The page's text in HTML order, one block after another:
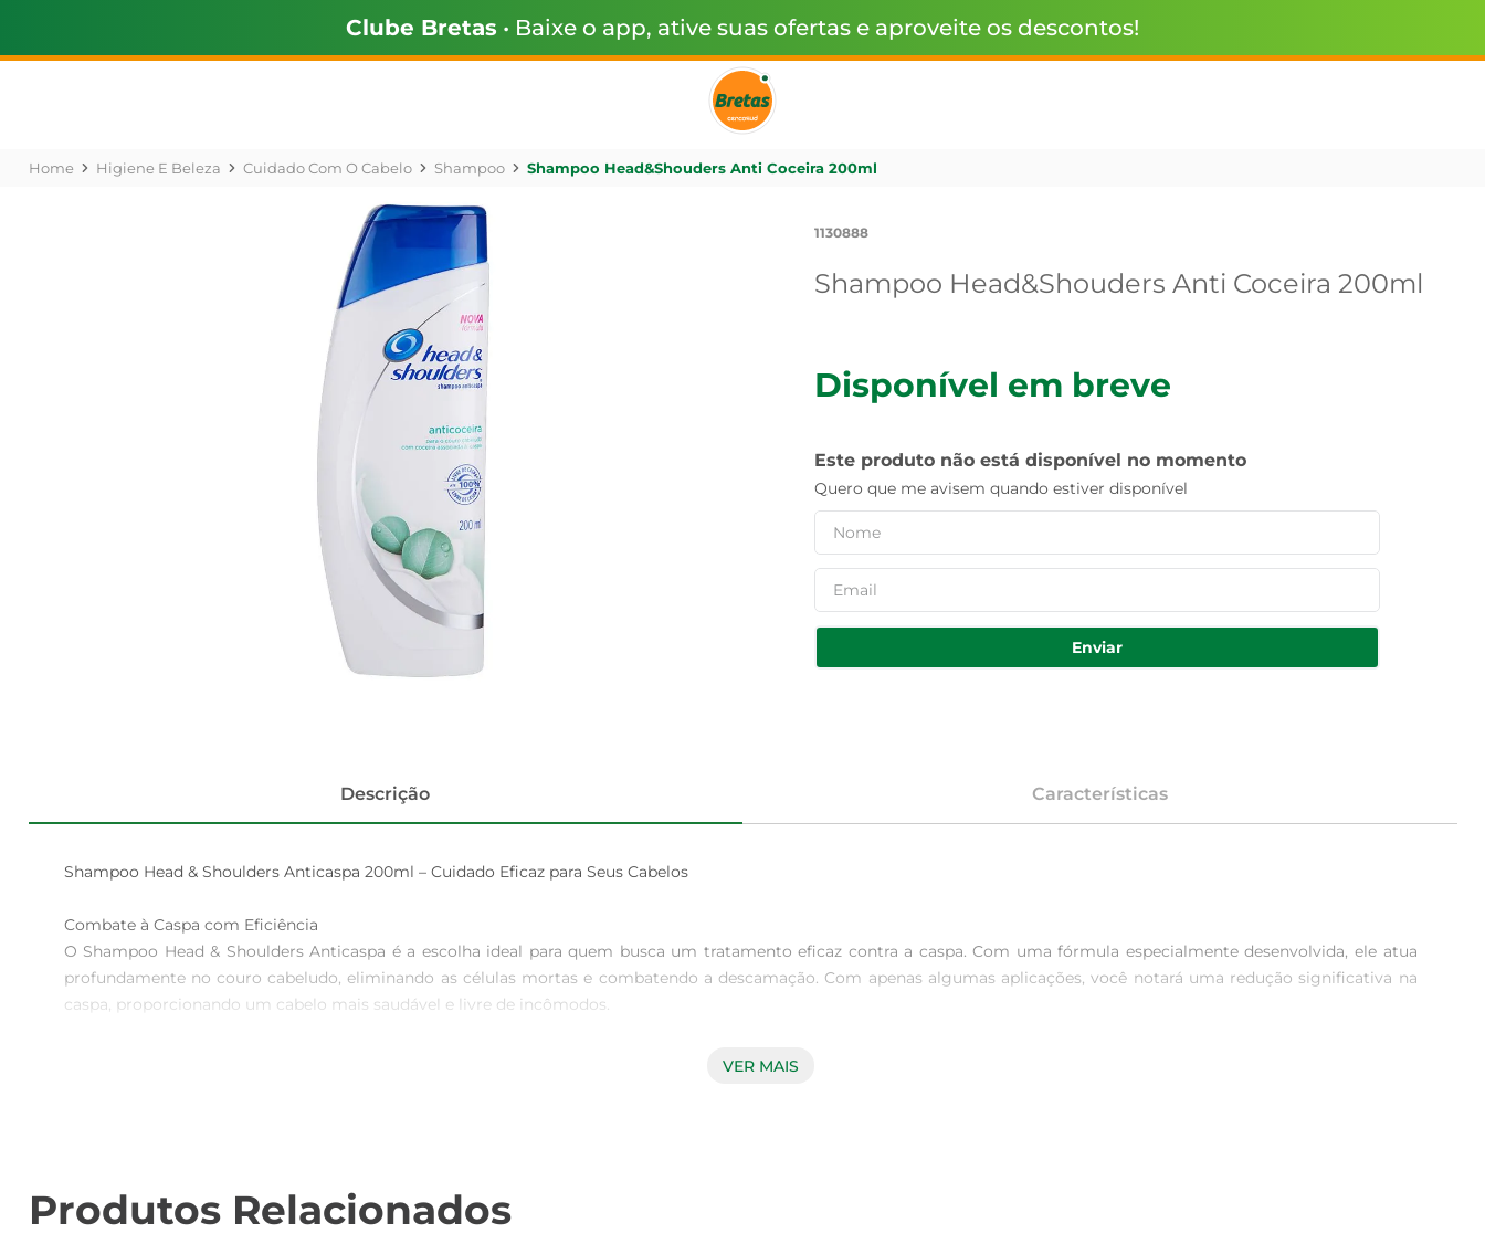
Clube Bretas • Baixe o app, ative suas ofertas e aproveite os descontos!
Higiene E Beleza Cuidado Com O Cabelo Shampoo Shampoo Head&Shouders Anti Coceira 200ml
1130888
Shampoo Head&Shouders Anti Coceira 200ml
Disponível em breve
Este produto não está disponível no momento
Quero que me avisem quando estiver disponível
Enviar
Descrição Características
Shampoo Head & Shoulders Anticaspa 200ml – Cuidado Eficaz para Seus Cabelos
Combate à Caspa com Eficiência
O Shampoo Head & Shoulders Anticaspa é a escolha ideal para quem busca um tratamento eficaz contra a caspa. Com uma fórmula especialmente desenvolvida, ele atua
profundamente no couro cabeludo, eliminando as células mortas e combatendo a descamação. Com apenas algumas aplicações, você notará uma redução significativa na
caspa, proporcionando um cabelo mais saudável e livre de incômodos.
Para melhores resultados, aplique uma quantidade adequada do shampoo sobre os cabelos molhados, massageando suavemente o couro cabeludo. Enxágue bem e, se
necessário, repita a aplicação. É recomendado o uso regular para manter o controle da caspa e garantir que seus cabelos permaneçam saudáveis e bonitos.
VER MAIS
Produtos Relacionados